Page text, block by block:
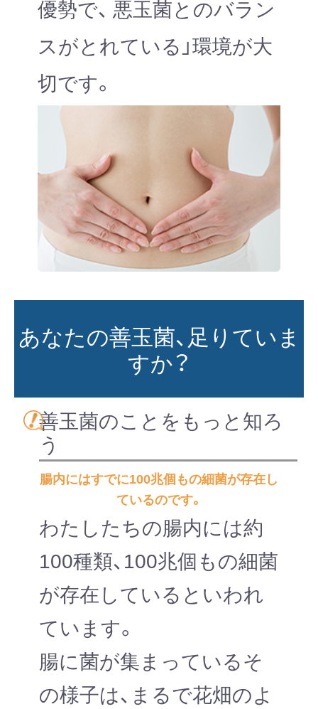
優勢で、 悪玉菌とのバラン
スがとれている」環境が大
切です。
あなたの善玉菌、足りていま
すか？
善玉菌のことをもっと知ろ
う
腸内にはすでに100兆個もの細菌が存在し
ているのです。
わたしたちの腸内には約
100種類、100兆個もの細菌
が存在しているといわれ
ています。
腸に菌が集まっているそ
の様子は、まるで花畑のよ